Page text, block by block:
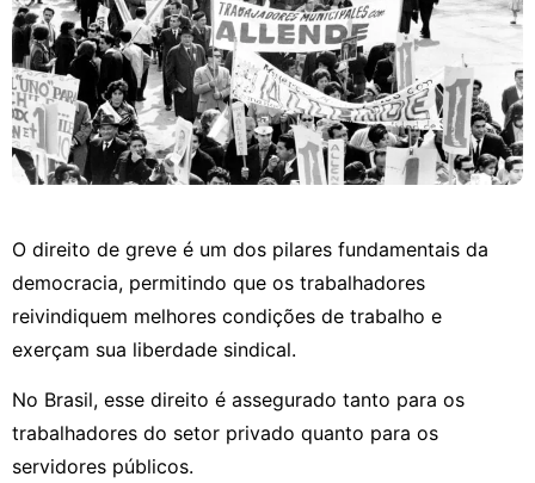
O direito de greve é um dos pilares fundamentais da
democracia, permitindo que os trabalhadores
reivindiquem melhores condições de trabalho e
exerçam sua liberdade sindical.
No Brasil, esse direito é assegurado tanto para os
trabalhadores do setor privado quanto para os
servidores públicos.